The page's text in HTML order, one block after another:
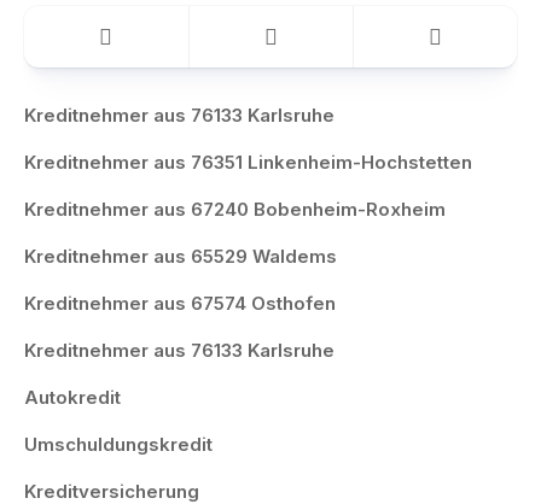
Kreditnehmer aus 76133 Karlsruhe
Kreditnehmer aus 76351 Linkenheim-Hochstetten
Kreditnehmer aus 67240 Bobenheim-Roxheim
Kreditnehmer aus 65529 Waldems
Kreditnehmer aus 67574 Osthofen
Kreditnehmer aus 76133 Karlsruhe
Autokredit
Umschuldungskredit
Kreditversicherung